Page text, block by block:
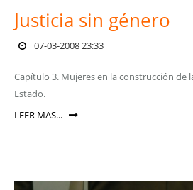
Justicia sin género
07-03-2008 23:33
Capítulo 3. Mujeres en la construcción de
Estado.
LEER MAS...